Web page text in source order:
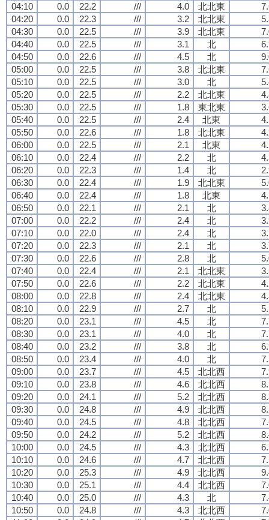
04:10
0.0 22.2 /// 4.0 北北東
04:20
0.0 22.3 /// 3.2 北北東
04:30
0.0 22.5 /// 3.9 北北東
04:40
0.0 22.5 /// 3.1 北
04:50
0.0 22.6 /// 4.5 北
05:00
0.0 22.5 /// 3.8 北北東
05:10
0.0 22.5 /// 3.0 北
05:20
0.0 22.5 /// 2.2 北北東
05:30
0.0 22.5 /// 1.8 東北東
05:40
0.0 22.5 /// 2.4 北東
05:50
0.0 22.6 /// 1.8 北北東
06:00
0.0 22.5 /// 2.1 北東
06:10
0.0 22.4 /// 2.2 北
06:20
0.0 22.3 /// 1.4 北
06:30
0.0 22.4 /// 1.9 北北東
06:40
0.0 22.4 /// 1.8 北東
06:50
0.0 22.1 /// 2.1 北
07:00
0.0 22.2 /// 2.4 北
07:10
0.0 22.0 /// 2.4 北
07:20
0.0 22.3 /// 2.1 北
07:30
0.0 22.6 /// 2.8 北
07:40
0.0 22.4 /// 2.1 北北東
07:50
0.0 22.6 /// 2.2 北北東
08:00
0.0 22.8 /// 2.4 北北東
08:10
0.0 22.9 /// 2.7 北
08:20
0.0 23.1 /// 4.5 北
08:30
0.0 23.1 /// 4.0 北
08:40
0.0 23.2 /// 3.8 北
08:50
0.0 23.4 /// 4.0 北
09:00
0.0 23.7 /// 4.5 北北西
09:10
0.0 23.8 /// 4.6 北北西
09:20
0.0 24.1 /// 5.2 北北西
09:30
0.0 24.8 /// 4.9 北北西
09:40
0.0 24.5 /// 4.8 北北西
09:50
0.0 24.2 /// 5.2 北北西
10:00
0.0 24.5 /// 4.3 北北西
10:10
0.0 24.6 /// 4.7 北北西
10:20
0.0 25.3 /// 4.9 北北西
10:30
0.0 25.1 /// 4.4 北北西
10:40
0.0 25.0 /// 4.3 北
10:50
0.0 24.8 /// 4.3 北北西